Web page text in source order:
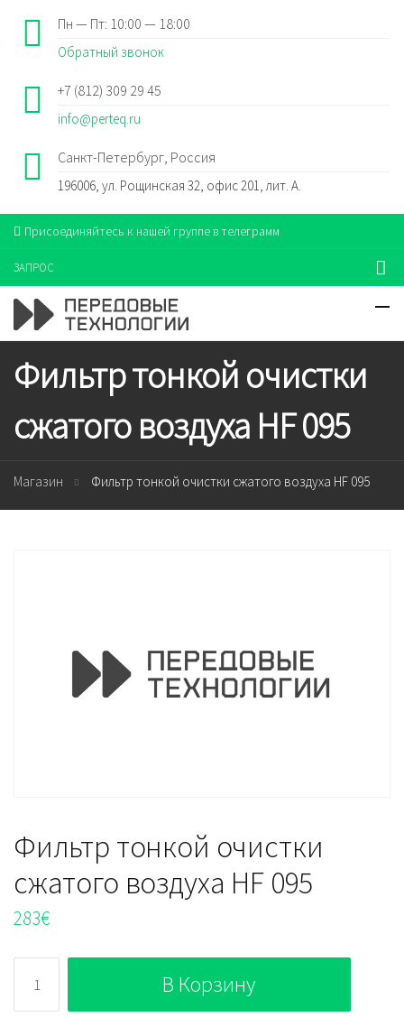
Пн — Пт: 10:00 — 18:00
Обратный звонок
+7 (812) 309 29 45
info@perteq.ru
Санкт-Петербург, Россия
196006, ул. Рощинская 32, офис 201, лит. А.
Присоединяйтесь к нашей группе в телеграмм
ЗАПРОС
Фильтр тонкой очистки
сжатого воздуха HF 095
Магазин Фильтр тонкой очистки сжатого воздуха HF 095
Фильтр тонкой очистки
сжатого воздуха HF 095
283€
Фильтр
В Корзину